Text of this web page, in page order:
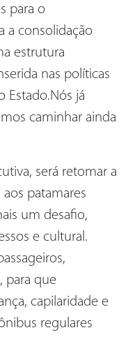
para o
a consolidação
estrutura
nas políticas
Estado.Nós já
caminhar ainda
será retomar a
patamares
um desafio,
e cultural.
para que
capilaridade e
regulares